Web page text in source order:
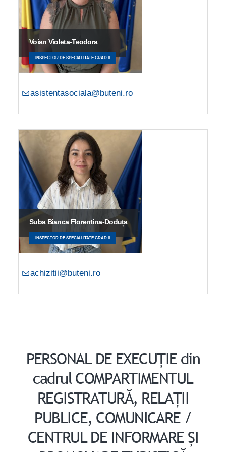
Voian Violeta-Teodora
INSPECTOR DE SPECIALITATE GRAD II
asistentasociala@buteni.ro
Suba Bianca Florentina-Doduța
INSPECTOR DE SPECIALITATE GRAD II
achizitii@buteni.ro
PERSONAL DE EXECUȚIE din
cadrul COMPARTIMENTUL
REGISTRATURĂ, RELAȚII
PUBLICE, COMUNICARE /
CENTRUL DE INFORMARE ȘI